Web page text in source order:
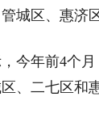
城区、惠济
年前4个月
、二七区和